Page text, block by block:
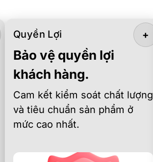
Quyền Lợi
Bảo vệ quyền lợi
khách hàng.
Cam kết kiểm soát chất lượng
và tiêu chuẩn sản phẩm ở
mức cao nhất.
+